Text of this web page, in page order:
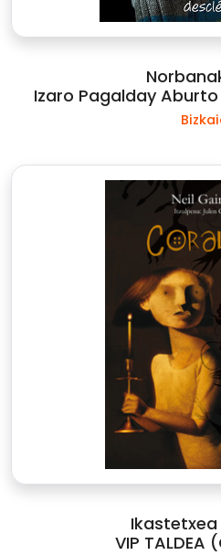
Izaro Pagalday
Ikastetxea
VIP TALDEA